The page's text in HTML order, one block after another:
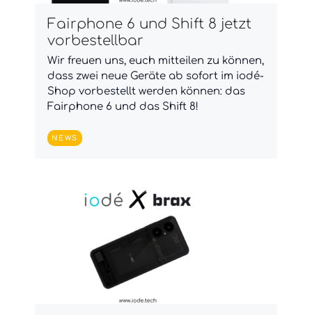
Fairphone 6 und Shift 8 jetzt
vorbestellbar
Wir freuen uns, euch mitteilen zu können,
dass zwei neue Geräte ab sofort im iodé-
Shop vorbestellt werden können: das
Fairphone 6 und das Shift 8!
NEWS